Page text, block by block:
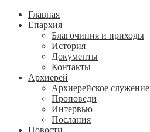
Главная
Епархия
Благочиния и приходы
История
Документы
Контакты
Архиерей
Архиерейское служение
Проповеди
Интервью
Послания
Новости